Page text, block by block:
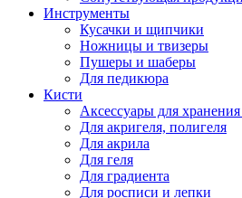
Инструменты
Кусачки и щипчики
Ножницы и твизеры
Пушеры и шаберы
Для педикюра
Кисти
Аксессуары для
Для акригеля, полигеля
Для акрила
Для геля
Для градиента
Для росписи и лепки